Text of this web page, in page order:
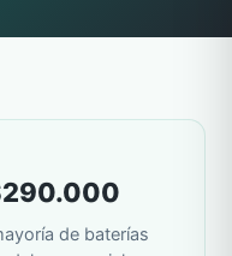
de baterías